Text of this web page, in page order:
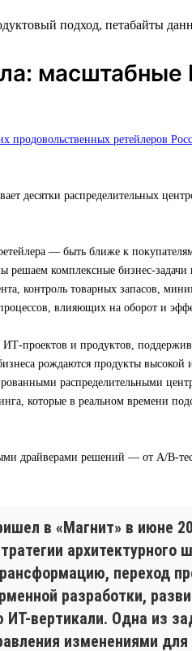
продовольственных ретейлеров
десятки распределительных
— быть ближе к
комплексные бизнес-задачи
контроль товарных запасов,
влияющих на оборот и
проектов и продуктов,
рождаются продукты
распределительными
которые в реальном времени
драйверами решений — от A/B-
в «Магнит» в июне
архитектурного
переход
разработки,
вертикали. Одна из
изменениями для